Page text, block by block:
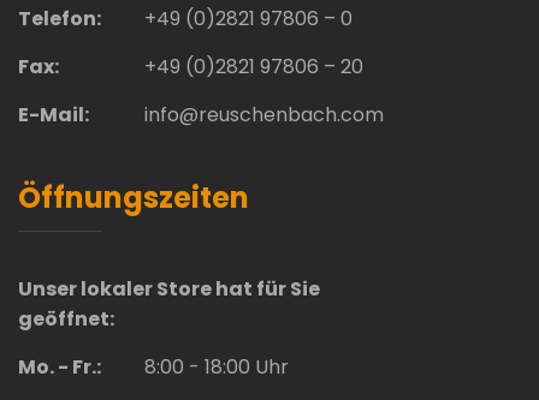
Telefon:
+49 (0)2821 97806 – 0
Fax:
+49 (0)2821 97806 – 20
E-Mail:
info@reuschenbach.com
Öffnungszeiten
Unser lokaler Store hat für Sie
geöffnet:
Mo. - Fr.:
8:00 - 18:00 Uhr